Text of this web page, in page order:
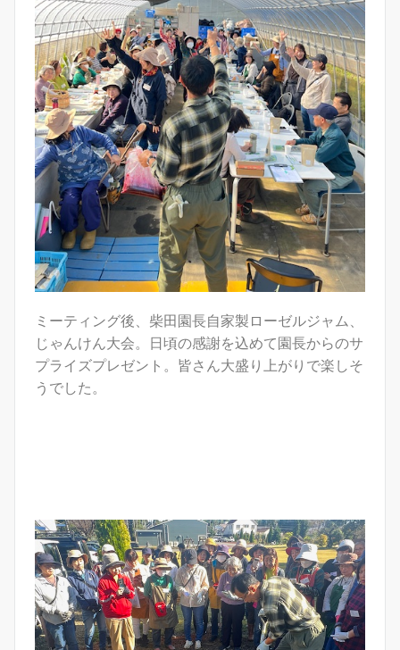
ミーティング後、柴田園長自家製ローゼルジャム、
じゃんけん大会。日頃の感謝を込めて園長からのサ
プライズプレゼント。皆さん大盛り上がりで楽しそ
うでした。